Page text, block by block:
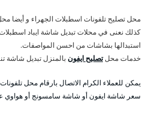
محل تصليح تلفونات اسطبلات الجهراء و أيضا
كذلك نعنى في محلات تبديل شاشة ايباد
استبدالها بشاشات من احسن المواصفات.
خدمات محلتصليح ايفونبالمنزل تبديل شاشة
يمكن للعملاء الكرام الاتصال بارقام محل
سعر شاشة ايفون أو شاشة سامسونج أو هواوي